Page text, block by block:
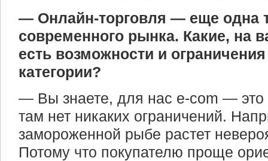
— Онлайн-торговля — еще одна
современного рынка. Какие, на
есть возможности и
категории?
— Вы знаете, для нас e-com — это
там нет никаких ограничений.
замороженной рыбе растет
Потому что покупателю проще